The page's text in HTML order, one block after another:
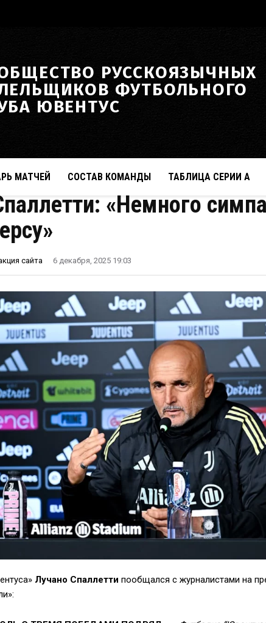
РУССКОЯЗЫЧНЫХ
ФУТБОЛЬНОГО
ЮВЕНТУС
МАТЧЕЙ СОСТАВ КОМАНДЫ ТАБЛИЦА СЕРИИ А
«Немного
сайта 6 декабря, 2025 19:03
Лучано Спаллетти пообщался с журналистами на